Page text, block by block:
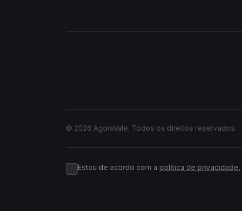
© 2026 AgoraVale. Todos os direitos reservados.
Estou de acordo com a política de privacidade,